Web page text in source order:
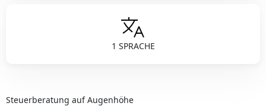
1 SPRACHE
Steuerberatung auf Augenhöhe